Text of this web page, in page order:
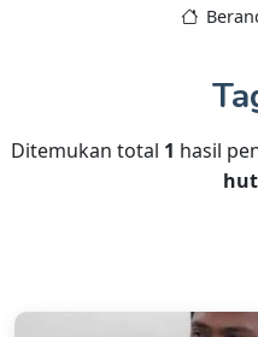
Ditemukan total 1 hasil